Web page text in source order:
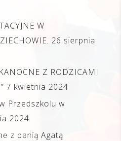
W
26 sierpnia
Z RODZICAMI
7 kwietnia 2024
Przedszkolu w
2024
z panią Agatą